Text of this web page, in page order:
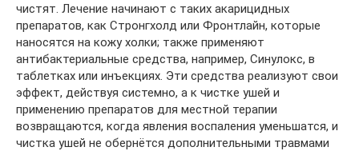
чистят. Лечение начинают с таких акарицидных
препаратов, как Стронгхолд или Фронтлайн, которые
наносятся на кожу холки; также применяют
антибактериальные средства, например, Синулокс, в
таблетках или инъекциях. Эти средства реализуют свои
эффект, действуя системно, а к чистке ушей и
применению препаратов для местной терапии
возвращаются, когда явления воспаления уменьшатся, и
чистка ушей не обернётся дополнительными травмами